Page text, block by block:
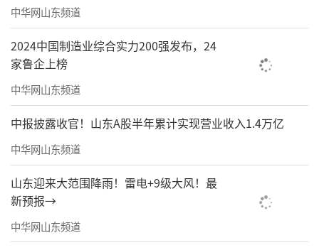
中华网山东频道
2024中国制造业综合实力200强发布，24
家鲁企上榜
中华网山东频道
中报披露收官！山东A股半年累计实现营业收入1.4万亿
中华网山东频道
山东迎来大范围降雨！雷电+9级大风！最
新预报→
中华网山东频道